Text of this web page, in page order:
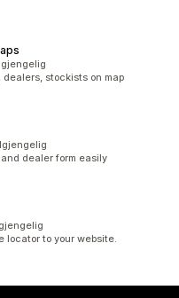
stockists on map
dealer form easily
locator to your website.